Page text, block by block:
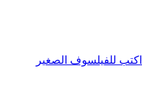
اكتب للفيلسوف الصغير